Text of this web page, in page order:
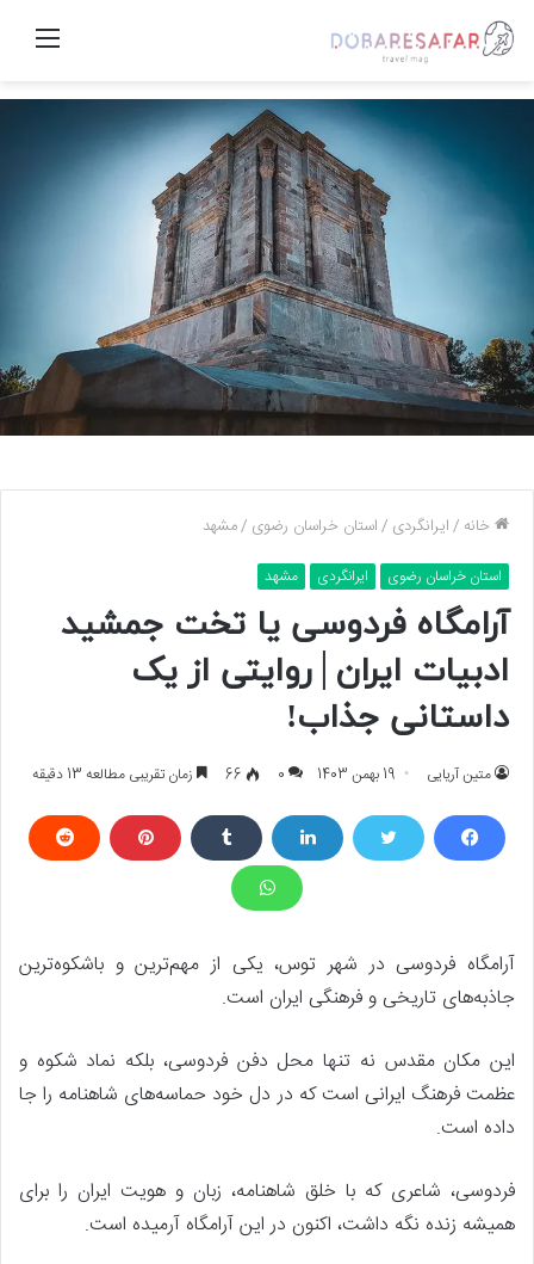
منو
خانه /ایرانگردی /استان خراسان رضوی /مشهد
استان خراسان رضوی ایرانگردی مشهد
آرامگاه فردوسی یا تخت جمشید
ادبیات ایران│روایتی از یک
داستانی جذاب!
متین آریایی 19 بهمن 1403 0
66 زمان تقریبی مطالعه 13 دقیقه
آرامگاه فردوسی در شهر توس، یکی از مهم‌ترین و باشکوه‌ترین
جاذبه‌های تاریخی و فرهنگی ایران است.
این مکان مقدس نه تنها محل دفن فردوسی، بلکه نماد شکوه و
عظمت فرهنگ ایرانی است که در دل خود حماسه‌های شاهنامه را جا
داده است.
فردوسی، شاعری که با خلق شاهنامه، زبان و هویت ایران را برای
همیشه زنده نگه داشت، اکنون در این آرامگاه آرمیده است.